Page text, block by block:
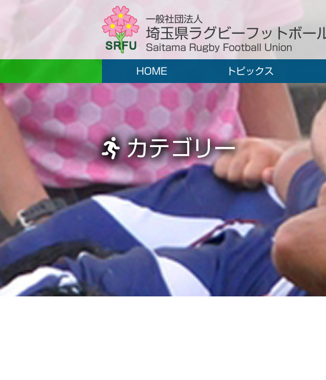
一般社団法人
埼玉県ラグビーフットボー
Saitama Rugby Football Union
HOME トピックス
カテゴリー